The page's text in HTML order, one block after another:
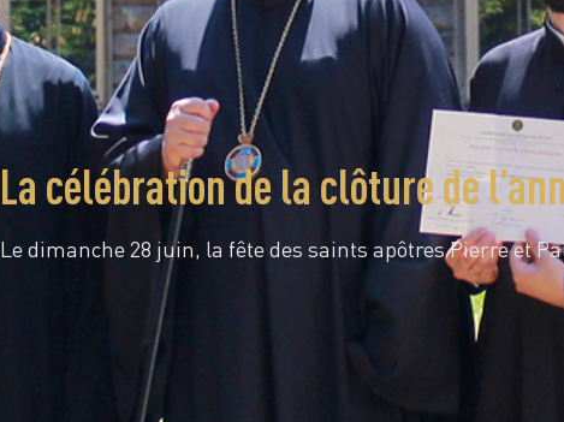
La célébration de la clôture de
Le dimanche 28 juin, la fête des saints apôtres Pierre et